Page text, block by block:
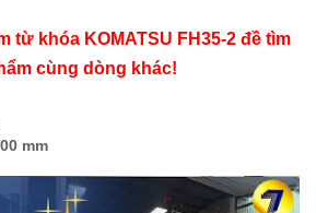
FD
TA
từ khóa KOMATSU FH35-2 đề tìm
cùng dòng khác!
mm